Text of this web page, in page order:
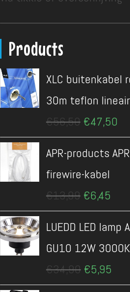
Products
XLC buitenkabel
30m teflon
€56,50 Oorspronkelijke
prijs
€56,50.
€47,50
APR-products
firewire-kabel
€13,99 Oorspronkelijke
prijs
€13,99.
€6,45
€6,45.
LUEDD LED lamp
GU10 12W 3000K
€34,90 Oorspronkelijke
prijs
€5,95